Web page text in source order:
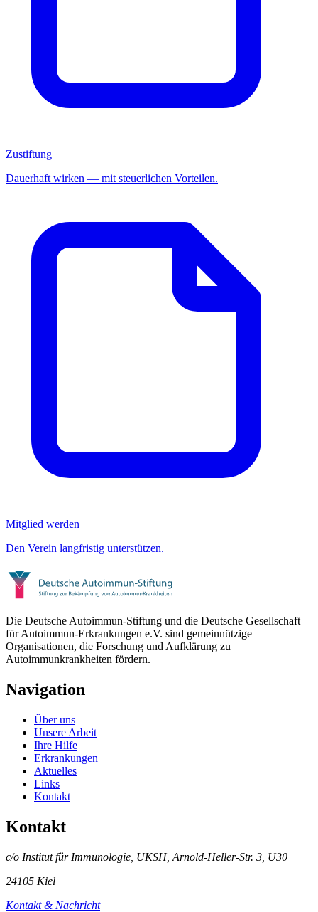
Zustiftung
Dauerhaft wirken — mit steuerlichen Vorteilen.
Mitglied werden
Den Verein langfristig unterstützen.
Die Deutsche Autoimmun-Stiftung und die Deutsche Gesellschaft
für Autoimmun-Erkrankungen e.V. sind gemeinnützige
Organisationen, die Forschung und Aufklärung zu
Autoimmunkrankheiten fördern.
Navigation
Über uns
Unsere Arbeit
Ihre Hilfe
Erkrankungen
Aktuelles
Links
Kontakt
Kontakt
c/o Institut für Immunologie, UKSH, Arnold-Heller-Str. 3, U30
24105 Kiel
Kontakt & Nachricht